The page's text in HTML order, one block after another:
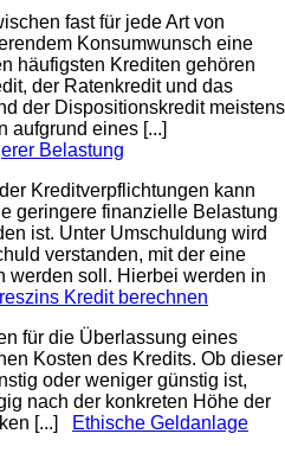
fast für jede Art von
Konsumwunsch eine
häufigsten Krediten gehören
der Ratenkredit und das
der Dispositionskredit meistens
aufgrund eines [...]
Belastung
Kreditverpflichtungen kann
geringere finanzielle Belastung
ist. Unter Umschuldung wird
verstanden, mit der eine
werden soll. Hierbei werden in
Kredit berechnen
für die Überlassung eines
Kosten des Kredits. Ob dieser
oder weniger günstig ist,
nach der konkreten Höhe der
[...]
Ethische Geldanlage